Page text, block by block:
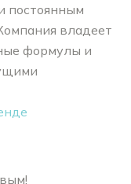
постоянным
владеет
формулы и